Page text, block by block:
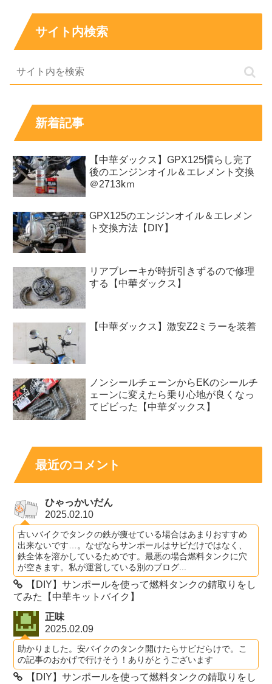
サイト内検索
新着記事
【中華ダックス】GPX125慣らし完了
後のエンジンオイル＆エレメント交換
＠2713kｍ
GPX125のエンジンオイル＆エレメン
ト交換方法【DIY】
リアブレーキが時折引きずるので修理
する【中華ダックス】
【中華ダックス】激安Z2ミラーを装着
ノンシールチェーンからEKのシールチ
ェーンに変えたら乗り心地が良くなっ
てビビった【中華ダックス】
最近のコメント
ひゃっかいだん
2025.02.10
古いバイクでタンクの鉄が痩せている場合はあまりおすすめ
出来ないです…。なぜならサンポールはサビだけではなく、
鉄全体を溶かしているためです。最悪の場合燃料タンクに穴
が空きます。私が運営している別のブログ...
【DIY】サンポールを使って燃料タンクの錆取りをし
てみた【中華キットバイク】
正味
2025.02.09
助かりました。安バイクのタンク開けたらサビだらけで。こ
の記事のおかげで行けそう！ありがとうございます
【DIY】サンポールを使って燃料タンクの錆取りをし